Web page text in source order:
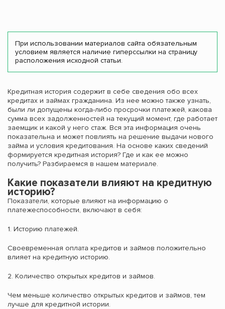
При использовании материалов сайта обязательным
условием является наличие гиперссылки на страницу
расположения исходной статьи.
Кредитная история содержит в себе сведения обо всех
кредитах и займах гражданина. Из нее можно также узнать,
были ли допущены когда-либо просрочки платежей, какова
сумма всех задолженностей на текущий момент, где работает
заемщик и какой у него стаж. Вся эта информация очень
показательна и может повлиять на решение выдачи нового
займа и условия кредитования. На основе каких сведений
формируется кредитная история? Где и как ее можно
получить? Разбираемся в нашем материале.
Какие показатели влияют на кредитную
историю?
Показатели, которые влияют на информацию о
платежеспособности, включают в себя:
1. Историю платежей.
Своевременная оплата кредитов и займов положительно
влияет на кредитную историю.
2. Количество открытых кредитов и займов.
Чем меньше количество открытых кредитов и займов, тем
лучше для кредитной истории.